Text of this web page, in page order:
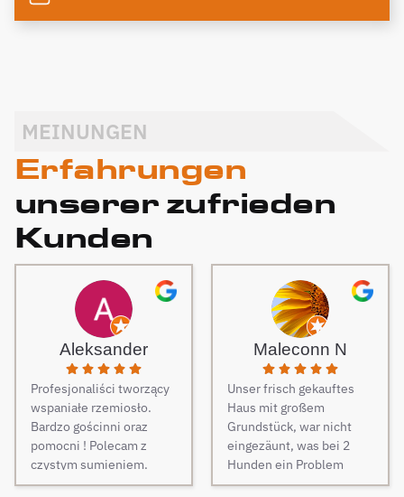
Erfahrungen
unserer zufrieden
Kunden
MEINUNGEN
Aleksander
Profesjonaliści tworzący
wspaniałe rzemiosło.
Bardzo gościnni oraz
pomocni ! Polecam z
czystym sumieniem.
Maleconn N
Unser frisch gekauftes
Haus mit großem
Grundstück, war nicht
eingezäunt, was bei 2
Hunden ein Problem
darstellt. Daher musste